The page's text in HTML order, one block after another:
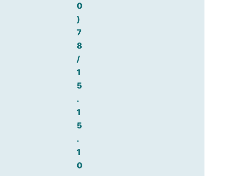
0
)
7
8
/
1
5
.
1
5
.
1
0